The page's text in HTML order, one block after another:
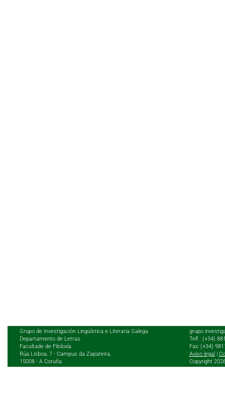
Grupo de Investigación Lingüística e Literaria Galega
Departamento de Letras.
Facultade de Filoloxía
Rúa Lisboa, 7 - Campus da Zapateira,
15008 - A Coruña
Telf.: (+34)
Fax: (+34)
Aviso legal
Copyright